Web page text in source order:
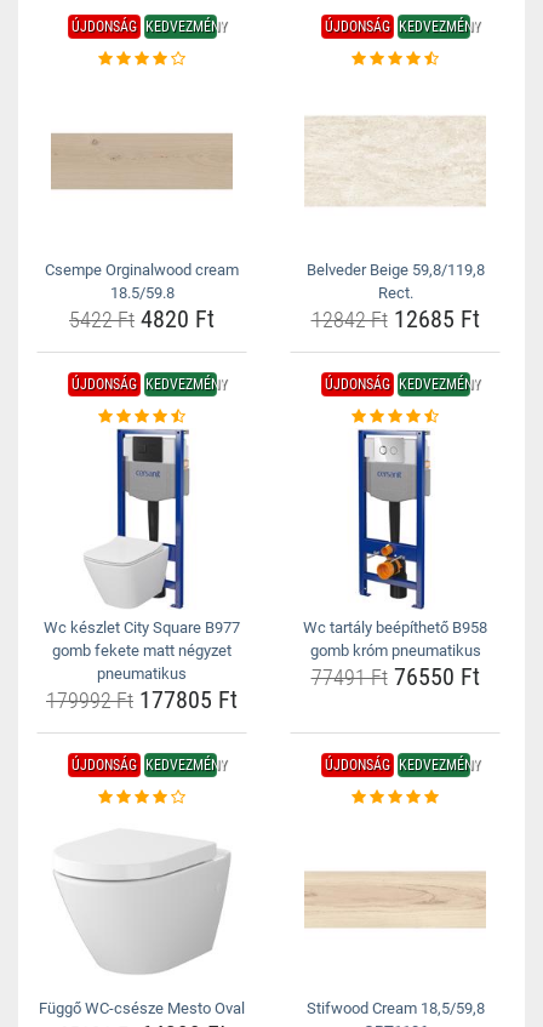
ÚJDONSÁG KEDVEZMÉNY
Csempe Orginalwood cream
18.5/59.8
5422 Ft 4820 Ft
ÚJDONSÁG KEDVEZMÉNY
Belveder Beige 59,8/119,8
Rect.
12842 Ft12685 Ft
ÚJDONSÁG KEDVEZMÉNY
Wc készlet City Square B977
gomb fekete matt négyzet
pneumatikus
179992 Ft 177805 Ft
ÚJDONSÁG KEDVEZMÉNY
Wc tartály beépíthető B958
gomb króm pneumatikus
77491 Ft76550 Ft
ÚJDONSÁG KEDVEZMÉNY
Függő WC-csésze Mesto Oval
ÚJDONSÁG KEDVEZMÉNY
Stifwood Cream 18,5/59,8